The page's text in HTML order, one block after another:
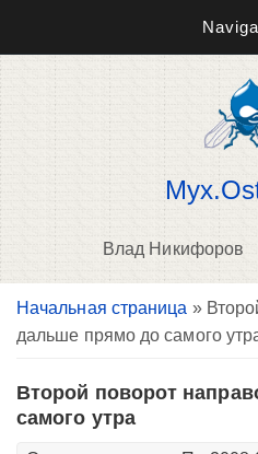
Влад Никифоров
Вы здесь
Начальная страница »
дальше прямо до самого
Второй поворот
самого утра